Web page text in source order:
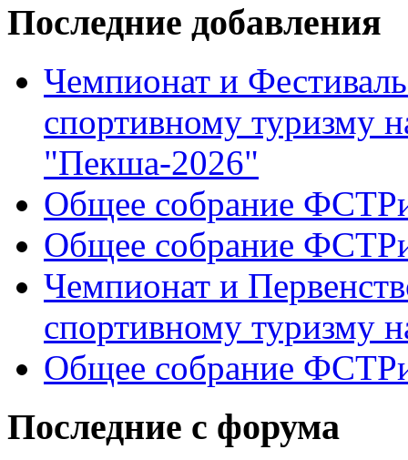
Последние добавления
Чемпионат и
спортивному туризму
"Пекша-2026"
Общее собрание
Общее собрание
Чемпионат и
спортивному туризму
Общее собрание
Последние с форума